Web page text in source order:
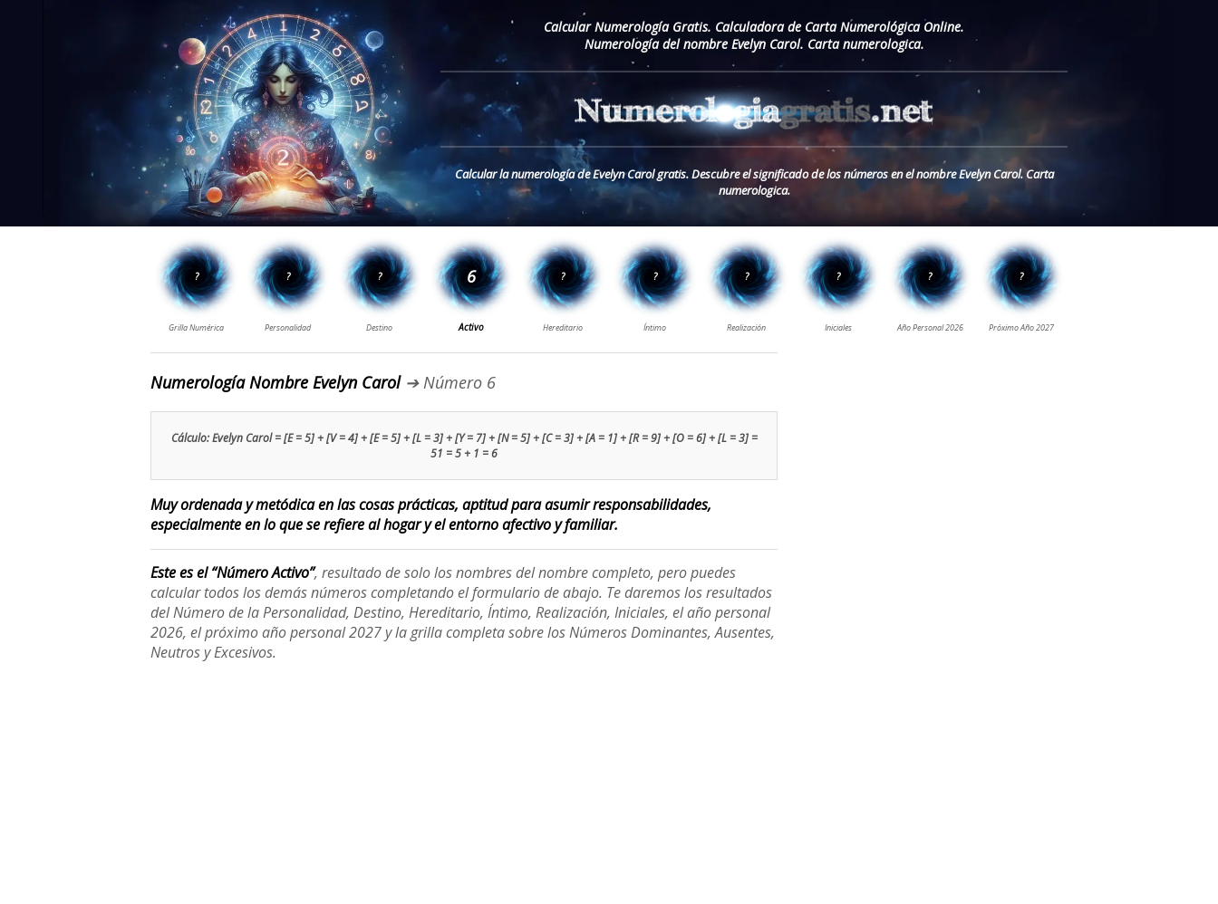
Calcular Numerología Gratis. Calculadora de Carta Numerológica Online.
Numerología del nombre Evelyn Carol. Carta numerologica.
Calcular la numerología de Evelyn Carol gratis. Descubre el significado de los números en el nombre Evelyn Carol. Carta
numerologica.
Numerología Nombre Evelyn Carol➔ Número 6
Cálculo: Evelyn Carol = [E = 5] + [V = 4] + [E = 5] + [L = 3] + [Y = 7] + [N = 5] + [C = 3] + [A = 1] + [R = 9] + [O = 6] + [L = 3] =
51 = 5 + 1 = 6
Muy ordenada y metódica en las cosas prácticas, aptitud para asumir responsabilidades,
especialmente en lo que se refiere al hogar y el entorno afectivo y familiar.
Este es el “Número Activo”, resultado de solo los nombres del nombre completo, pero puedes
calcular todos los demás números completando el formulario de abajo. Te daremos los resultados
del Número de la Personalidad, Destino, Hereditario, Íntimo, Realización, Iniciales, el año personal
2026, el próximo año personal 2027 y la grilla completa sobre los Números Dominantes, Ausentes,
Neutros y Excesivos.